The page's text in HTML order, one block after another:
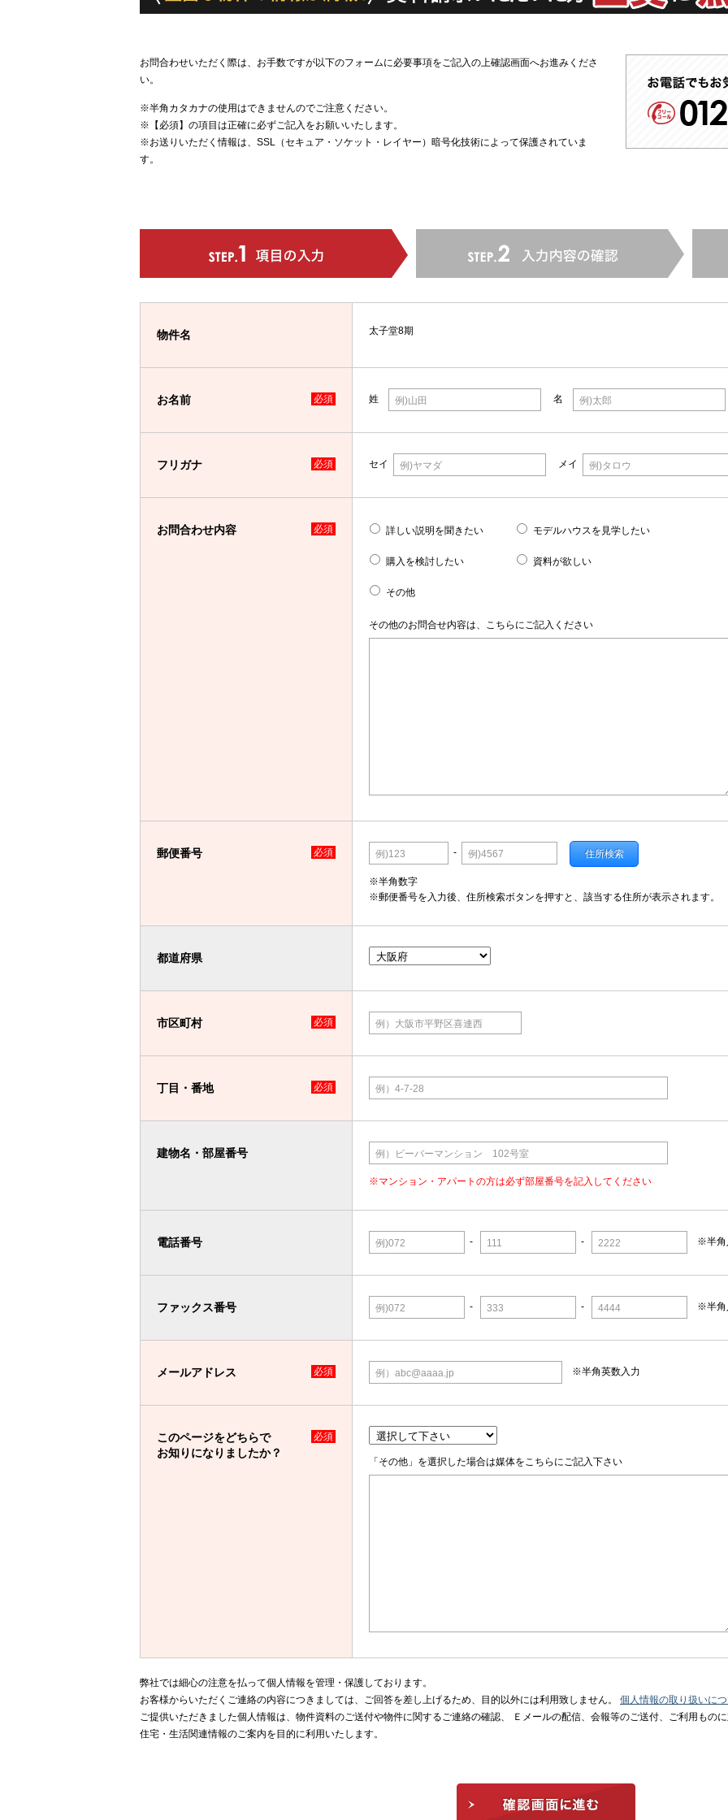
お問合わせいただく際は、お手数ですが以下のフォームに必要事項をご記入の上確認画面へお進みくださ
い。
※半角カタカナの使用はできませんのでご注意ください。
※【必須】の項目は正確に必ずご記入をお願いいたします。
※お送りいただく情報は、SSL（セキュア・ソケット・レイヤー）暗号化技術によって保護されていま
す。
物件名 太子堂8期
お名前 必須 姓 例)山田 名 例)太郎
フリガナ 必須 セイ 例)ヤマダ メイ 例)タロウ
お問合わせ内容 必須 詳しい説明を聞きたい モデルハウスを見学したい
購入を検討したい 資料が欲しい
その他
その他のお問合せ内容は、こちらにご記入ください
郵便番号 必須 例)123 - 例)4567 住所検索
※半角数字
※郵便番号を入力後、住所検索ボタンを押すと、該当する住所が表示されます。
都道府県
市区町村 必須 例）大阪市平野区喜連西
丁目・番地 必須 例）4-7-28
建物名・部屋番号 例）ビーバーマンション 102号室
※マンション・アパートの方は必ず部屋番号を記入してください
電話番号 例)072 - 111 - 2222 ※半角
ファックス番号 例)072 - 333 - 4444 ※半角
メールアドレス 必須 例）abc@aaaa.jp ※半角英数入力
このページをどちらで
お知りになりましたか？
必須
「その他」を選択した場合は媒体をこちらにご記入下さい
弊社では細心の注意を払って個人情報を管理・保護しております。
お客様からいただくご連絡の内容につきましては、ご回答を差し上げるため、目的以外には利用致しません。 個人情報の取り扱いに
ご提供いただきました個人情報は、物件資料のご送付や物件に関するご連絡の確認、 Ｅメールの配信、会報等のご送付、ご利用もの
住宅・生活関連情報のご案内を目的に利用いたします。